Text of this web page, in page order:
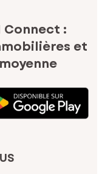
Connect :
et